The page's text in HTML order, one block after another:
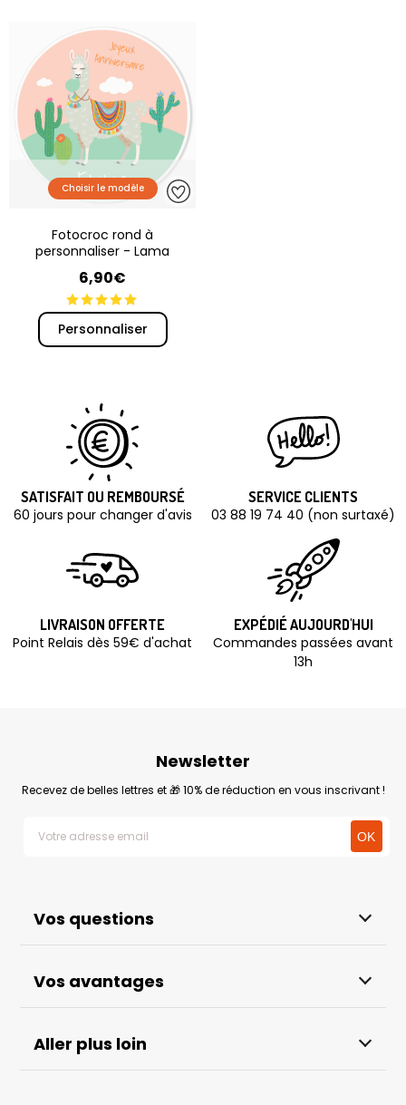
Choisir le modèle
Fotocroc rond à
personnaliser - Lama
6,90€
Personnaliser
SATISFAIT OU REMBOURSÉ
60 jours pour changer d'avis
SERVICE CLIENTS
03 88 19 74 40 (non surtaxé)
LIVRAISON OFFERTE
Point Relais dès 59€ d'achat
EXPÉDIÉ AUJOURD'HUI
Commandes passées avant
13h
Vos questions
Vos avantages
Aller plus loin
Newsletter
Recevez de belles lettres et 🎁 10% de réduction en vous inscrivant !